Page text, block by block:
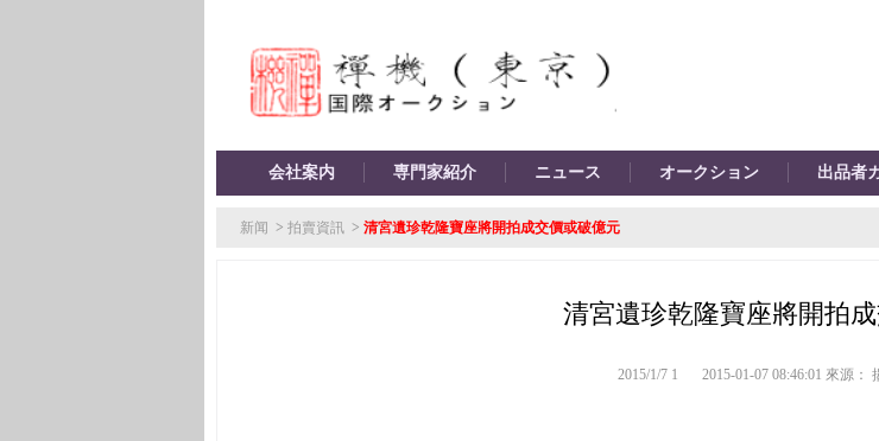
会社案内 専門家紹介 ニュース オークション 出品者
新闻 > 拍賣資訊 > 清宮遺珍乾隆寶座將開拍成交價或破億元
清宮遺珍乾隆寶座將開拍
2015/1/7 1 2015-01-07 08:46:01 來源